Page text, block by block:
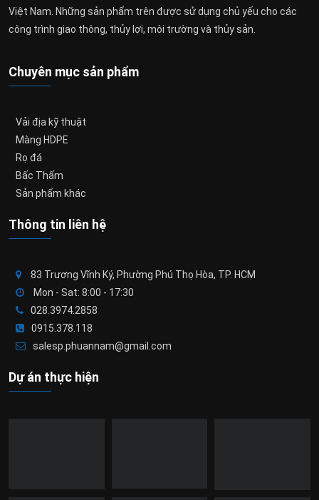
Việt Nam. Những sản phẩm trên được sử dụng chủ yếu cho các
công trình giao thông, thủy lợi, môi trường và thủy sản.
Chuyên mục sản phẩm
Vải địa kỹ thuật
Màng HDPE
Rọ đá
Bấc Thấm
Sản phẩm khác
Thông tin liên hệ
83 Trương Vĩnh Ký, Phường Phú Thọ Hòa, TP. HCM
Mon - Sat: 8:00 - 17:30
028.3974.2858
0915.378.118
salesp.phuannam@gmail.com
Dự án thực hiện